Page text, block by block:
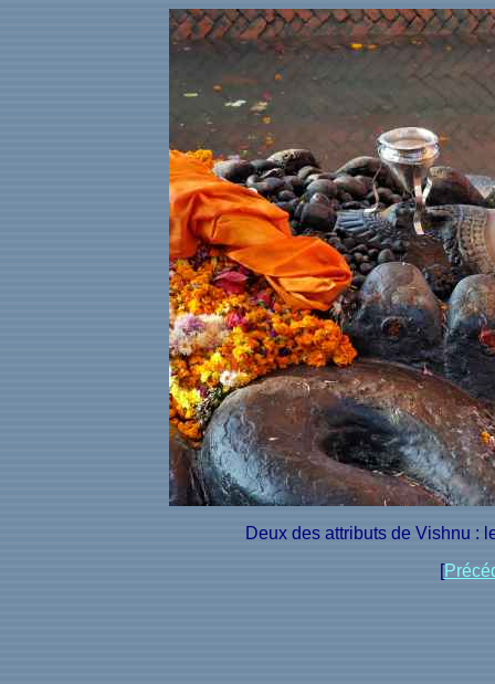
Deux des attributs de Vishnu :
[